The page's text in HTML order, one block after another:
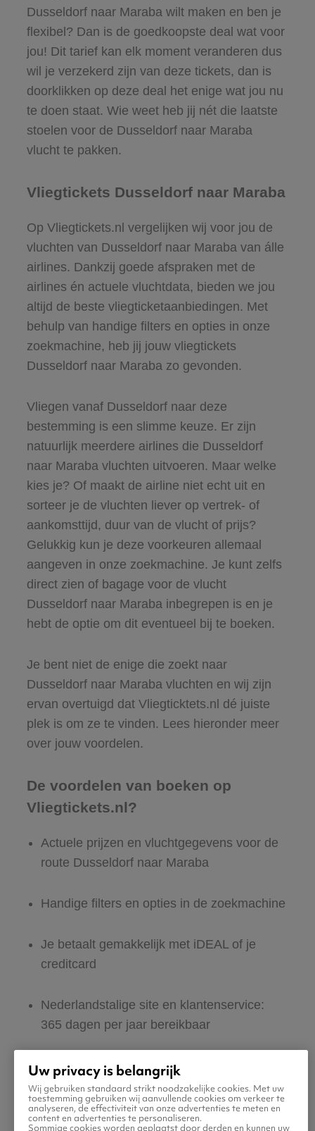
Dusseldorf naar Maraba wilt maken en ben je
flexibel? Dan is de goedkoopste deal wat voor
jou! Dit tarief kan elk moment veranderen dus
wil je verzekerd zijn van deze tickets, dan is
doorklikken op deze deal het enige wat jou nu
te doen staat. Wie weet heb jij nét die laatste
stoelen voor de Dusseldorf naar Maraba
vlucht te pakken.
Vliegtickets Dusseldorf naar Maraba
Op Vliegtickets.nl vergelijken wij voor jou de
vluchten van Dusseldorf naar Maraba van álle
airlines. Dankzij goede afspraken met de
airlines én actuele vluchtdata, bieden we jou
altijd de beste vliegticketaanbiedingen. Met
behulp van handige filters en opties in onze
zoekmachine, heb jij jouw vliegtickets
Dusseldorf naar Maraba zo gevonden.
Vliegen vanaf Dusseldorf naar deze
bestemming is een slimme keuze. Er zijn
natuurlijk meerdere airlines die Dusseldorf
naar Maraba vluchten uitvoeren. Maar welke
kies je? Of maakt de airline niet echt uit en
sorteer je de vluchten liever op vertrek- of
aankomsttijd, duur van de vlucht of prijs?
Gelukkig kun je deze voorkeuren allemaal
aangeven in onze zoekmachine. Je kunt zelfs
direct zien of bagage voor de vlucht
Dusseldorf naar Maraba inbegrepen is en je
hebt de optie om dit eventueel bij te boeken.
Je bent niet de enige die zoekt naar
Dusseldorf naar Maraba vluchten en wij zijn
ervan overtuigd dat Vliegticktets.nl dé juiste
plek is om ze te vinden. Lees hieronder meer
over jouw voordelen.
De voordelen van boeken op
Vliegtickets.nl?
Actuele prijzen en vluchtgegevens voor de
route Dusseldorf naar Maraba
Handige filters en opties in de zoekmachine
Je betaalt gemakkelijk met iDEAL of je
creditcard
Nederlandstalige site en klantenservice:
365 dagen per jaar bereikbaar
Zeker van veilig boeken en betalen
Boek ook direct een hotel of huurauto voor
in Maraba
Uw privacy is belangrijk
Wij gebruiken standaard strikt noodzakelijke cookies. Met uw
toestemming gebruiken wij aanvullende cookies om verkeer te
analyseren, de effectiviteit van onze advertenties te meten en
content en advertenties te personaliseren.
Sommige cookies worden geplaatst door derden en kunnen uw